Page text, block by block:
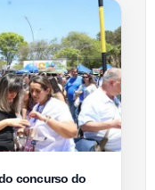
concurso do